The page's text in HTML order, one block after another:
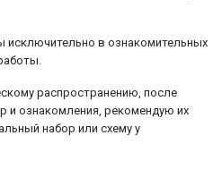
в ознакомительных
распространению, после
и ознакомления, рекомендую их
набор или схему у